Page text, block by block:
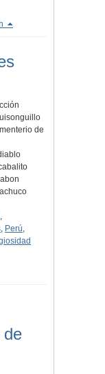
de
,
, Perú,
de